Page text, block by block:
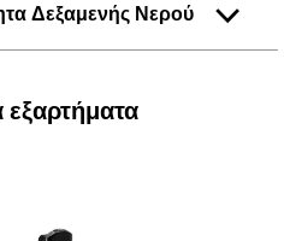
Δεξαμενής Νερού